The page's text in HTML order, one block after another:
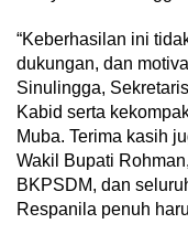
“Keberhasilan ini
dukungan, dan
Sinulingga,
Kabid serta
Muba. Terima kasih
Wakil Bupati
BKPSDM, dan
Respanila penuh